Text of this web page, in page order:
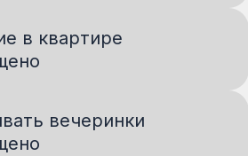
в квартире
вечеринки